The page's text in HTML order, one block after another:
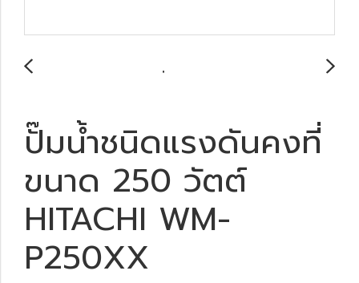
ปั๊มน้ำชนิดแรงดันคงที่
ขนาด 250 วัตต์
HITACHI WM-
P250XX